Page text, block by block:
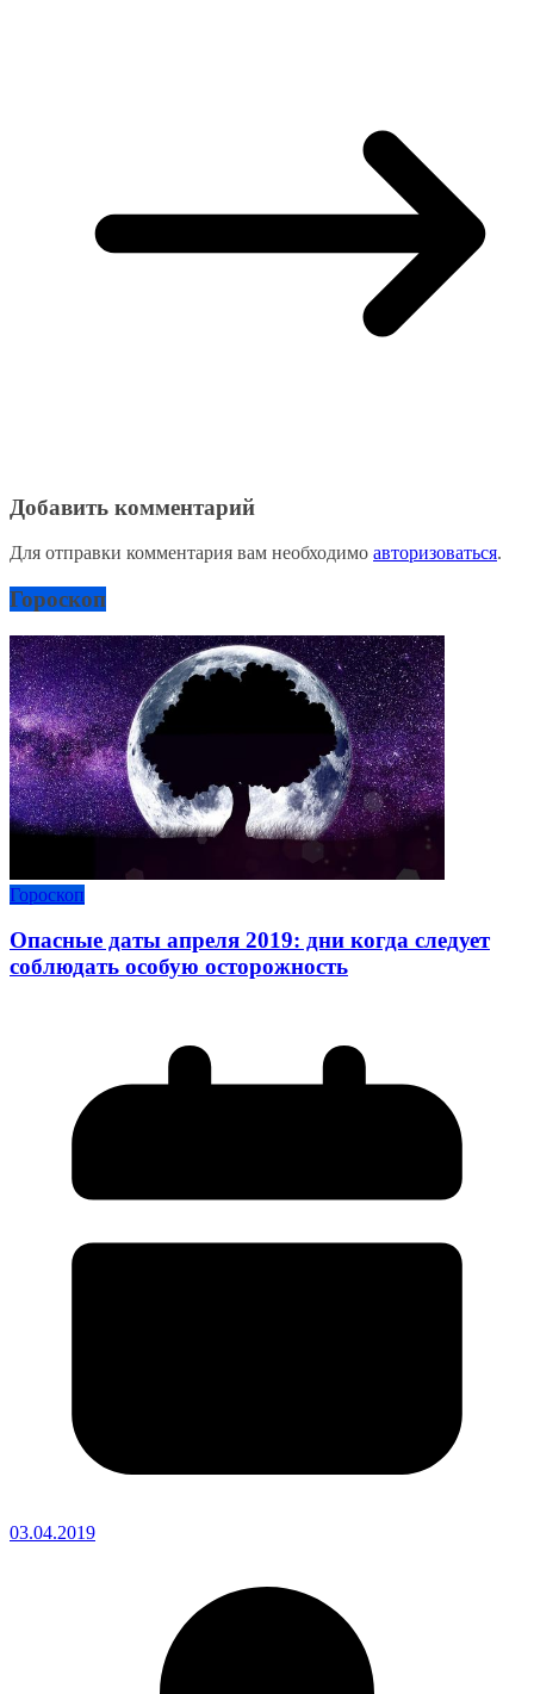
Добавить комментарий
Для отправки комментария вам необходимо авторизоваться.
Гороскоп
Гороскоп
Опасные даты апреля 2019: дни когда следует
соблюдать особую осторожность
03.04.2019